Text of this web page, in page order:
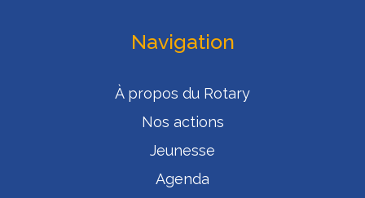
Navigation
À propos du Rotary
Nos actions
Jeunesse
Agenda